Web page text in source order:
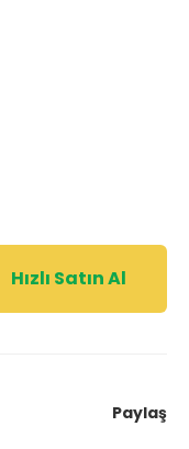
Hızlı Satın Al
Paylaş